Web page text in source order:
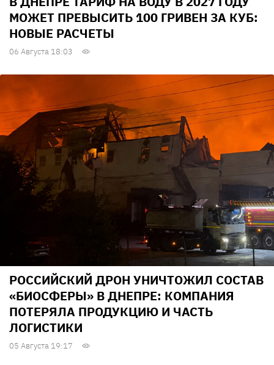
МОЖЕТ ПРЕВЫСИТЬ 100 ГРИВЕН ЗА КУБ:
НОВЫЕ РАСЧЕТЫ
06 Августа 18:03
РОССИЙСКИЙ ДРОН УНИЧТОЖИЛ СОСТАВ
«БИОСФЕРЫ» В ДНЕПРЕ: КОМПАНИЯ
ПОТЕРЯЛА ПРОДУКЦИЮ И ЧАСТЬ
ЛОГИСТИКИ
05 Августа 19:17